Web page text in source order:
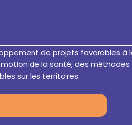
de projets favorables à
de la santé, des méthodes
sur les territoires.